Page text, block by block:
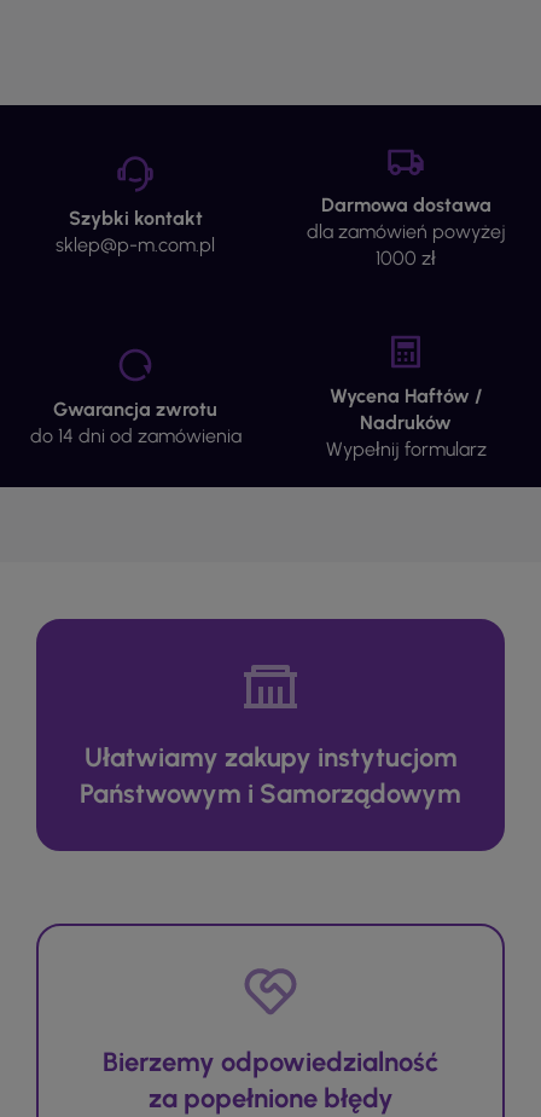
Szybki kontakt
sklep@p-m.com.pl
Darmowa dostawa
dla zamówień powyżej
1000 zł
Gwarancja zwrotu
do 14 dni od zamówienia
Wycena Haftów /
Nadruków
Wypełnij formularz
Ułatwiamy zakupy instytucjom
Państwowym i Samorządowym
Bierzemy odpowiedzialność
za popełnione błędy